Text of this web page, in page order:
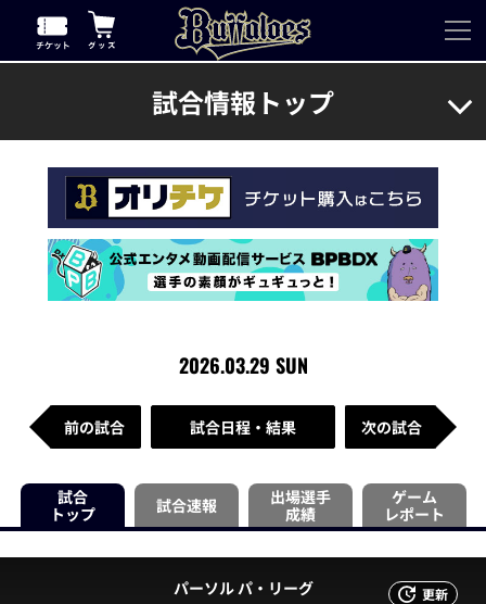
試合情報トップ
2026.03.29 SUN
前の試合 試合日程・結果 次の試合
試合
トップ
試合速報
出場選手
成績
ゲーム
レポート
更新
パーソル パ・リーグ